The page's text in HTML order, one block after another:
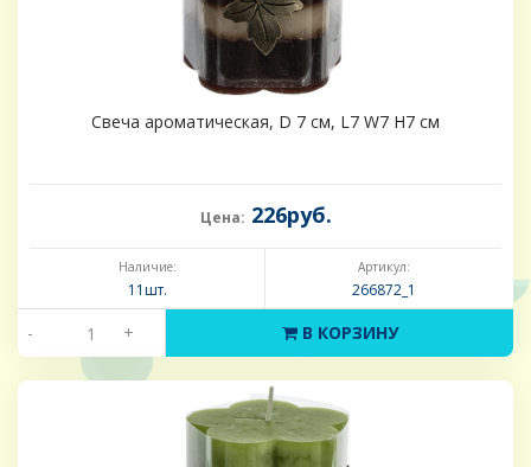
Свеча ароматическая, D 7 см, L7 W7 H7 см
Цена: 226руб.
Наличие:
11шт.
Артикул:
266872_1
- + В КОРЗИНУ